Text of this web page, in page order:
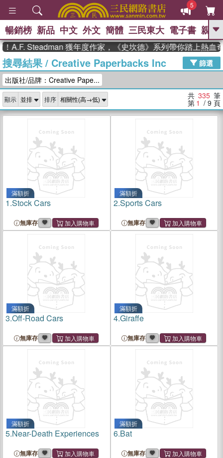
5
GO
熱搜： 東野圭吾 、 高希均教授回憶錄
、 The Odyssey 、 父親節 、 如果歷
史是一群喵
獎 臺灣漫遊錄 、 方念華 、 台灣的李
登輝時代
數學女孩：黎曼猜想 、
偉大的迷走神經
暢銷榜 新品 中文 外文 簡體 三民東大 電子書 親子
Steadman 獲年度作家，《史坎德》系列帶你踏上熱血奇幻
搜尋結果/ Creative Paperbacks Inc
篩選
出版社/品牌：Creative Pape...
顯示 排序 共 335 筆
第 1 / 9 頁
滿額折
1.Stock Cars
無庫存
滿額折
2.Sports Cars
無庫存
滿額折
3.Off-Road Cars
無庫存
滿額折
4.Giraffe
無庫存
滿額折
5.Near-Death Experiences
無庫存
滿額折
6.Bat
無庫存